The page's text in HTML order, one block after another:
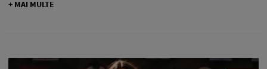
+ MAI MULTE